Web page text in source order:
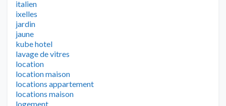
italien
ixelles
jardin
jaune
kube hotel
lavage de vitres
location
location maison
locations appartement
locations maison
logement